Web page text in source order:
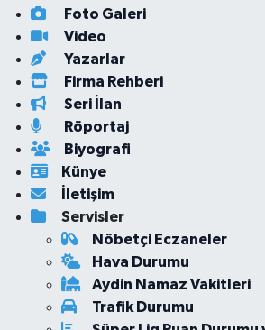
Foto Galeri
Video
Yazarlar
Firma Rehberi
Seri İlan
Röportaj
Biyografi
Künye
İletişim
Servisler
Nöbetçi Eczaneler
Hava Durumu
Aydin Namaz Vakitleri
Trafik Durumu